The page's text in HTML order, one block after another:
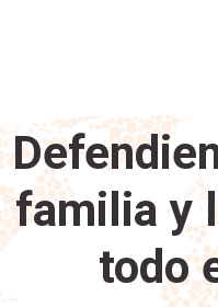
familia y
todo